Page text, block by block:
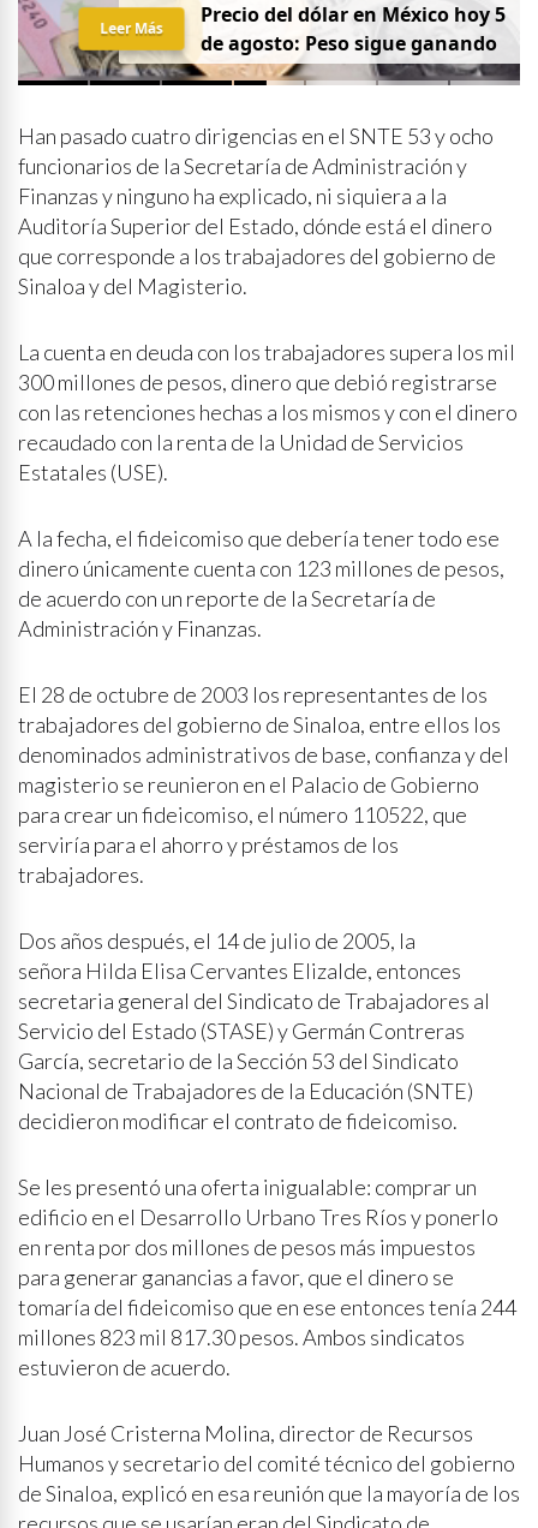
Precio del dólar en México hoy 5
de agosto: Peso sigue ganando
Leer Más
Han pasado cuatro dirigencias en el SNTE 53 y ocho
funcionarios de la Secretaría de Administración y
Finanzas y ninguno ha explicado, ni siquiera a la
Auditoría Superior del Estado, dónde está el dinero
que corresponde a los trabajadores del gobierno de
Sinaloa y del Magisterio.
La cuenta en deuda con los trabajadores supera los mil
300 millones de pesos, dinero que debió registrarse
con las retenciones hechas a los mismos y con el dinero
recaudado con la renta de la Unidad de Servicios
Estatales (USE).
A la fecha, el fideicomiso que debería tener todo ese
dinero únicamente cuenta con 123 millones de pesos,
de acuerdo con un reporte de la Secretaría de
Administración y Finanzas.
El 28 de octubre de 2003 los representantes de los
trabajadores del gobierno de Sinaloa, entre ellos los
denominados administrativos de base, confianza y del
magisterio se reunieron en el Palacio de Gobierno
para crear un fideicomiso, el número 110522, que
serviría para el ahorro y préstamos de los
trabajadores.
Dos años después, el 14 de julio de 2005, la
señora Hilda Elisa Cervantes Elizalde, entonces
secretaria general del Sindicato de Trabajadores al
Servicio del Estado (STASE) y Germán Contreras
García, secretario de la Sección 53 del Sindicato
Nacional de Trabajadores de la Educación (SNTE)
decidieron modificar el contrato de fideicomiso.
Se les presentó una oferta inigualable: comprar un
edificio en el Desarrollo Urbano Tres Ríos y ponerlo
en renta por dos millones de pesos más impuestos
para generar ganancias a favor, que el dinero se
tomaría del fideicomiso que en ese entonces tenía 244
millones 823 mil 817.30 pesos. Ambos sindicatos
estuvieron de acuerdo.
Juan José Cristerna Molina, director de Recursos
Humanos y secretario del comité técnico del gobierno
de Sinaloa, explicó en esa reunión que la mayoría de los